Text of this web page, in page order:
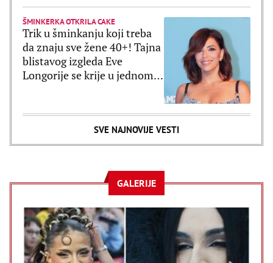
ŠMINKERKA OTKRILA CAKE
Trik u šminkanju koji treba
da znaju sve žene 40+! Tajna
blistavog izgleda Eve
Longorije se krije u jednom
SVE NAJNOVIJE VESTI
GALERIJE